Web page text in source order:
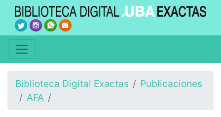
Biblioteca Digital Exactas
Publicaciones
AFA